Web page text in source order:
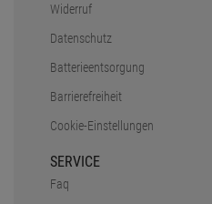
Widerruf
Datenschutz
Batterieentsorgung
Barrierefreiheit
Cookie-Einstellungen
SERVICE
Faq